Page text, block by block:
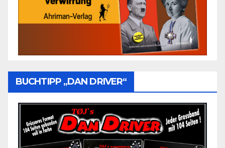
BUCHTIPP „DAN DRIVER“